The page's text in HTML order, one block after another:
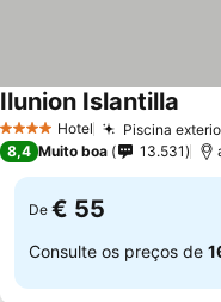
4 EstrelasHotel Piscina
Ilunion Islantilla
8,4 Muito boa 13.531
De € 55
Consulte os preços de